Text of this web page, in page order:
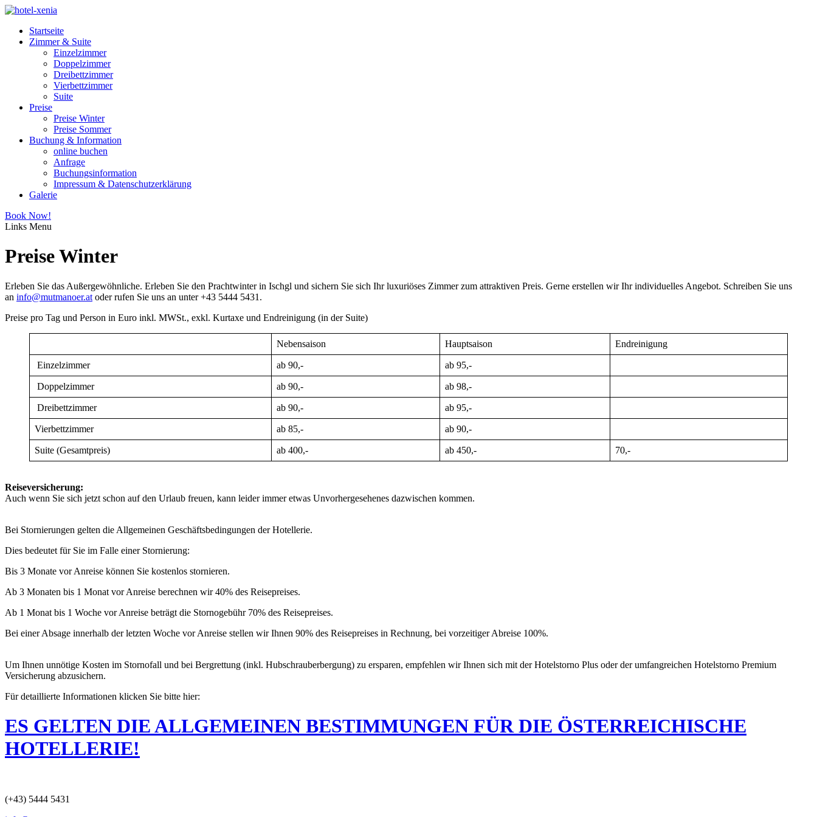
Startseite
Zimmer & Suite
Einzelzimmer
Doppelzimmer
Dreibettzimmer
Vierbettzimmer
Suite
Preise
Preise Winter
Preise Sommer
Buchung & Information
online buchen
Anfrage
Buchungsinformation
Impressum & Datenschutzerklärung
Galerie
Book Now!
Links Menu
Preise Winter
Erleben Sie das Außergewöhnliche. Erleben Sie den Prachtwinter in Ischgl und sichern Sie sich Ihr luxuriöses Zimmer zum attraktiven Preis. Gerne erstellen wir Ihr individuelles Angebot. Schreiben Sie uns
an info@mutmanoer.at oder rufen Sie uns an unter +43 5444 5431.
Preise pro Tag und Person in Euro inkl. MWSt., exkl. Kurtaxe und Endreinigung (in der Suite)
Nebensaison Hauptsaison Endreinigung
Einzelzimmer ab 90,- ab 95,-
Doppelzimmer ab 90,- ab 98,-
Dreibettzimmer ab 90,- ab 95,-
Vierbettzimmer ab 85,- ab 90,-
Suite (Gesamtpreis) ab 400,- ab 450,- 70,-
Reiseversicherung:
Auch wenn Sie sich jetzt schon auf den Urlaub freuen, kann leider immer etwas Unvorhergesehenes dazwischen kommen.
Bei Stornierungen gelten die Allgemeinen Geschäftsbedingungen der Hotellerie.
Dies bedeutet für Sie im Falle einer Stornierung:
Bis 3 Monate vor Anreise können Sie kostenlos stornieren.
Ab 3 Monaten bis 1 Monat vor Anreise berechnen wir 40% des Reisepreises.
Ab 1 Monat bis 1 Woche vor Anreise beträgt die Stornogebühr 70% des Reisepreises.
Bei einer Absage innerhalb der letzten Woche vor Anreise stellen wir Ihnen 90% des Reisepreises in Rechnung, bei vorzeitiger Abreise 100%.
Um Ihnen unnötige Kosten im Stornofall und bei Bergrettung (inkl. Hubschrauberbergung) zu ersparen, empfehlen wir Ihnen sich mit der Hotelstorno Plus oder der umfangreichen Hotelstorno Premium
Versicherung abzusichern.
Für detaillierte Informationen klicken Sie bitte hier:
ES GELTEN DIE ALLGEMEINEN BESTIMMUNGEN FÜR DIE ÖSTERREICHISCHE
HOTELLERIE!
(+43) 5444 5431